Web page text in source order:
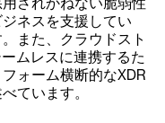
ネスを支援してい
また、クラウドスト
ムレスに連携するた
ォーム横断的なXDR
ています。